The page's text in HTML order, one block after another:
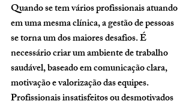
Quando se tem vários profissionais atuando
em uma mesma clínica, a gestão de pessoas
se torna um dos maiores desafios. É
necessário criar um ambiente de trabalho
saudável, baseado em comunicação clara,
motivação e valorização das equipes.